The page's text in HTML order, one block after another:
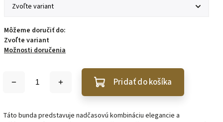
Môžeme doručiť do:
Zvoľte variant
Možnosti doručenia
Pridať do košíka
Táto bunda predstavuje nadčasovú kombináciu elegancie a